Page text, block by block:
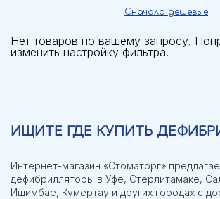
Сначала дешевые
Нет товаров по вашему запросу.
изменить настройку фильтра.
ИЩИТЕ ГДЕ КУПИТЬ
Интернет-магазин «Стоматорг»
дефибрилляторы в Уфе, Стерлитамаке,
Ишимбае, Кумертау и других городах с